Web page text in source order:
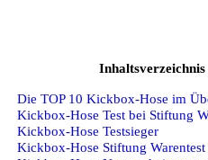
Inhaltsverzeichnis
Die TOP 10 Kickbox-Hose im
Kickbox-Hose Test bei Stiftung
Kickbox-Hose Testsieger
Kickbox-Hose Stiftung Warentest